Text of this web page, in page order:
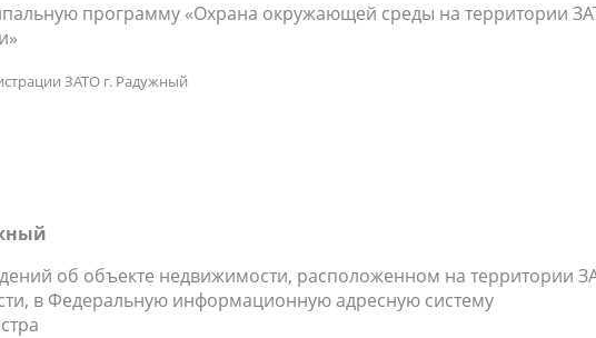
программу «Охрана окружающей среды на территории
ЗАТО г. Радужный
об объекте недвижимости, расположенном на территории
в Федеральную информационную адресную систему